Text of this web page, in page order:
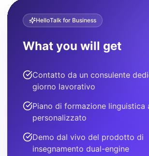
HelloTalk for Business
What you will get
Contatto da un consulente
giorno lavorativo
Piano di formazione linguistica
personalizzato
Demo dal vivo del prodotto di
insegnamento dual-engine